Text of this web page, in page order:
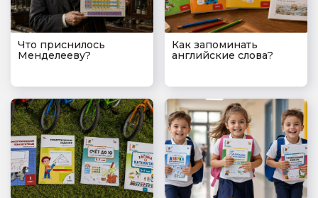
Что приснилось
Менделееву?
Как запоминать
английские слова?